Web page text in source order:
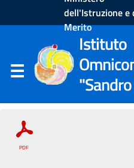
dell'Istruzione e
Merito
Istituto